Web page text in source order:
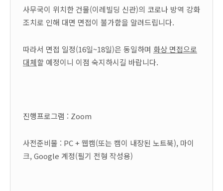
사무국이 위치한 건물(이레빌딩 신관)의 코로나 방역 강화
조치로 인해 대면 면접이 불가함을 알려드립니다.
따라서 면접 일정(16일~18일)은 동일하며 화상 면접으로
대체할 예정이니 이점 숙지하시길 바랍니다.
진행프로그램 : Zoom
사전준비물 : PC + 웹캠(또는 캠이 내장된 노트북), 마이
크, Google 계정(필기 전형 작성용)